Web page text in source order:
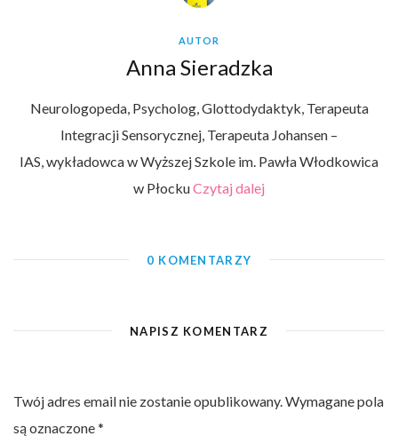
AUTOR
Anna Sieradzka
Neurologopeda, Psycholog, Glottodydaktyk, Terapeuta
Integracji Sensorycznej, Terapeuta Johansen –
IAS, wykładowca w Wyższej Szkole im. Pawła Włodkowica
w PłockuCzytaj dalej
0 KOMENTARZY
NAPISZ KOMENTARZ
Twój adres email nie zostanie opublikowany. Wymagane pola
są oznaczone*